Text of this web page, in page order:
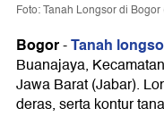
Foto: Tanah Longsor di
Bogor-Tanah
Buanajaya,
Jawa Barat (Jabar).
deras, serta kontur